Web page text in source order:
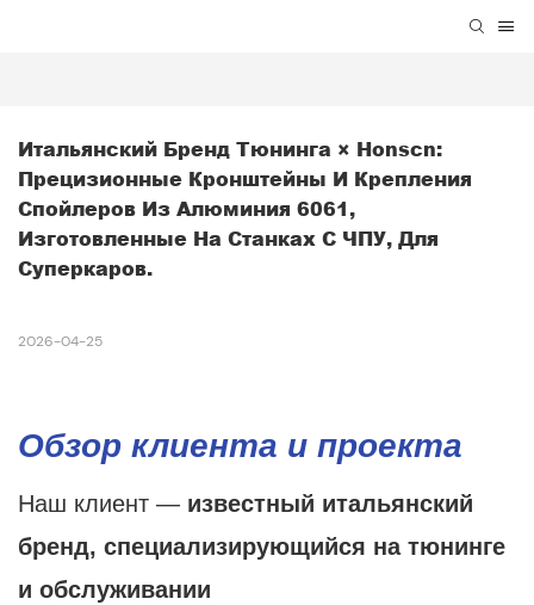
Итальянский Бренд Тюнинга × Honscn:
Прецизионные Кронштейны И Крепления
Спойлеров Из Алюминия 6061,
Изготовленные На Станках С ЧПУ, Для
Суперкаров.
2026-04-25
Обзор клиента и проекта
Наш клиент — известный итальянский
бренд, специализирующийся на тюнинге
и обслуживании